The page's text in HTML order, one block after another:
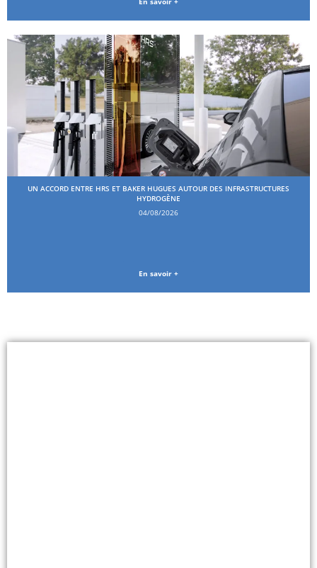
UN ACCORD ENTRE HRS ET BAKER HUGUES AUTOUR DES INFRASTRUCTURES
HYDROGÈNE
04/08/2026
En savoir +